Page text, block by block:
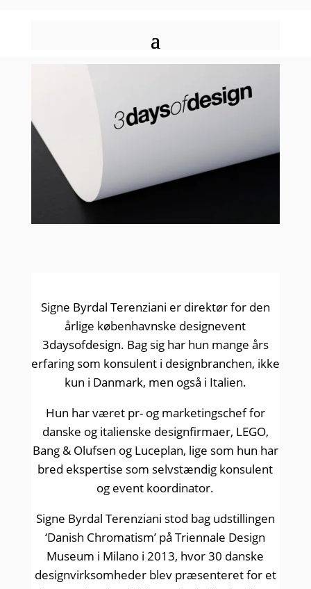
Signe Byrdal Terenziani er direktør for den
årlige københavnske designevent
3daysofdesign. Bag sig har hun mange års
erfaring som konsulent i designbranchen, ikke
kun i Danmark, men også i Italien.
Hun har været pr- og marketingschef for
danske og italienske designfirmaer, LEGO,
Bang & Olufsen og Luceplan, lige som hun har
bred ekspertise som selvstændig konsulent
og event koordinator.
Signe Byrdal Terenziani stod bag udstillingen
‘Danish Chromatism’ på Triennale Design
Museum i Milano i 2013, hvor 30 danske
designvirksomheder blev præsenteret for et